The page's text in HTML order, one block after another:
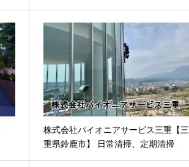
株式会社パイオニアサービス三重【三
重県鈴鹿市】 日常清掃、定期清掃